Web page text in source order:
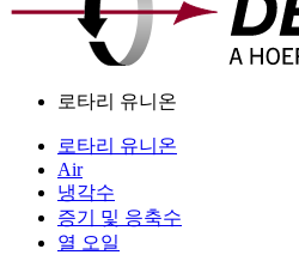
로타리 유니온
로타리 유니온
Air
냉각수
증기 및 응축수
열 오일